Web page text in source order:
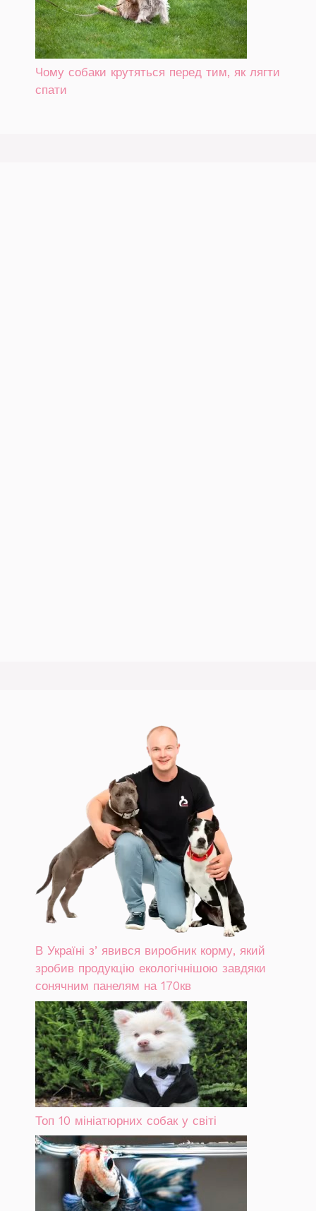
Чому собаки крутяться перед тим, як лягти
спати
В Україні зʼявився виробник корму, який
зробив продукцію екологічнішою завдяки
сонячним панелям на 170кв
Топ 10 мініатюрних собак у світі